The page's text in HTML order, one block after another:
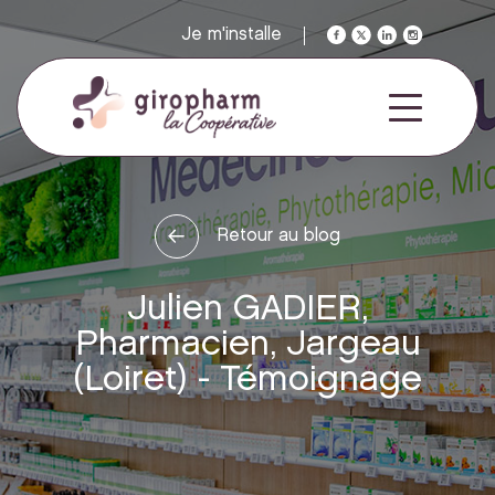
Je m'installe
Retour au blog
Julien GADIER,
Pharmacien, Jargeau
(Loiret) - Témoignage